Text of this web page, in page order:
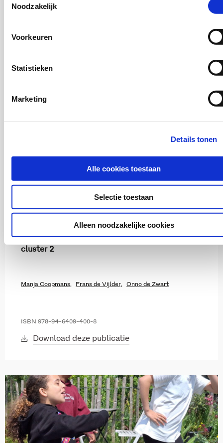
Noodzakelijk
Voorkeuren
Statistieken
Marketing
Details tonen
Alle cookies toestaan
Selectie toestaan
Alleen noodzakelijke cookies
Onderwijs en ontwikkeling
De transitie naar inclusief onderwijs binnen
cluster 2
Manja Coopmans, Frans de Vijlder, Onno de Zwart
ISBN 978-94-6409-400-8
Download deze publicatie